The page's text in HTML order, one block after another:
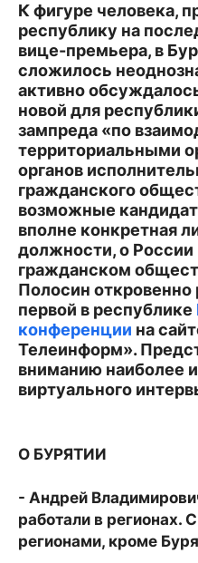
К фигуре человека,
республику на
вице-премьера, в
сложилось
активно
новой для
зампреда «по
территориальными
органов
гражданского
возможные
вполне конкретная
должности, о России
гражданском
Полосин откровенно
первой в республике
конференции на
Телеинформ».
вниманию наиболее
виртуального
О БУРЯТИИ
- Андрей
работали в регионах.
регионами, кроме